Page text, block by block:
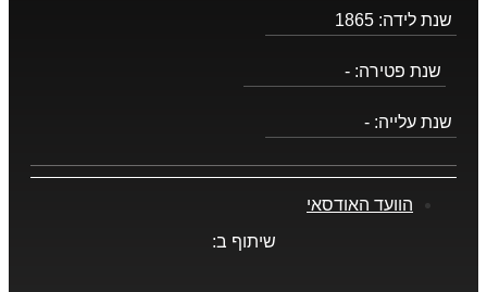
שנת לידה: 1865
שנת פטירה: -
שנת עלייה: -
הוועד האודסאי
שיתוף ב: